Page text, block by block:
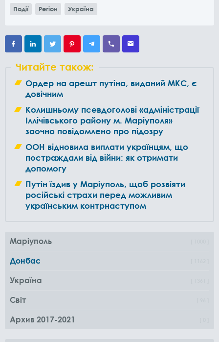
Події Регіон Україна
Читайте також:
Ордер на арешт путіна, виданий МКС, є
довічним
Колишньому псевдоголові «адміністрації
Іллічівського району м. Маріуполя»
заочно повідомлено про підозру
ООН відновила виплати українцям, що
постраждали від війни: як отримати
допомогу
Путін їздив у Маріуполь, щоб розвіяти
російські страхи перед можливим
українським контрнаступом
Маріуполь
Донбас
Україна
Світ
Архив 2017-2021